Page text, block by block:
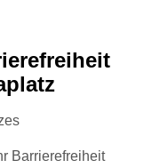
Barrierefreiheit